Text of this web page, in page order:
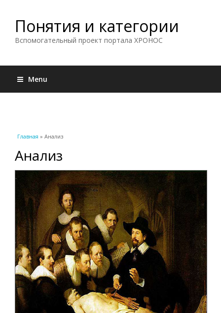
Понятия и категории
Вспомогательный проект портала ХРОНОС
Menu
Вы здесь
Главная » Анализ
Анализ